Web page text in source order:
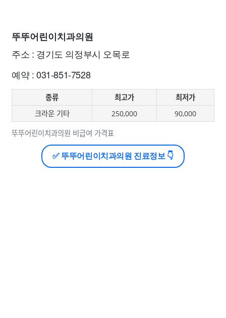
뚜뚜어린이치과의원
주소 : 경기도 의정부시 오목로
예약 : 031-851-7528
뚜뚜어린이치과의원 비급여 가격표
종류 최고가
최저가
크라운 기타
250,000 90,000
✅ 뚜뚜어린이치과의원 진료정보 👇